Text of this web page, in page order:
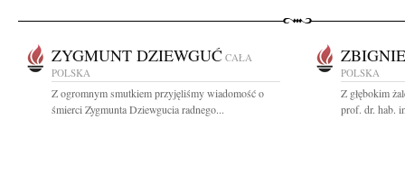
ZYGMUNT DZIEWGUĆ CAŁA
POLSKA
Z ogromnym smutkiem przyjęliśmy wiadomość o
śmierci Zygmunta Dziewgucia radnego...
POLSKA
Z głębokim
prof. dr. hab.